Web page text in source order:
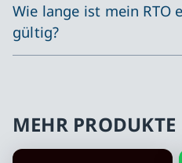
Wie lange ist mein RTO
gültig?
MEHR PRODUKTE